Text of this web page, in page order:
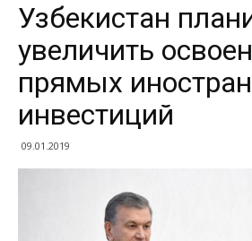
Узбекистан
увеличить
прямых
инвестиций
09.01.2019